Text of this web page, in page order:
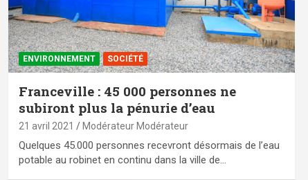
ENVIRONNEMENT SOCIÉTÉ
Franceville : 45 000 personnes ne
subiront plus la pénurie d’eau
21 avril 2021 Modérateur Modérateur
Quelques 45.000 personnes recevront désormais de l’eau
potable au robinet en continu dans la ville de…